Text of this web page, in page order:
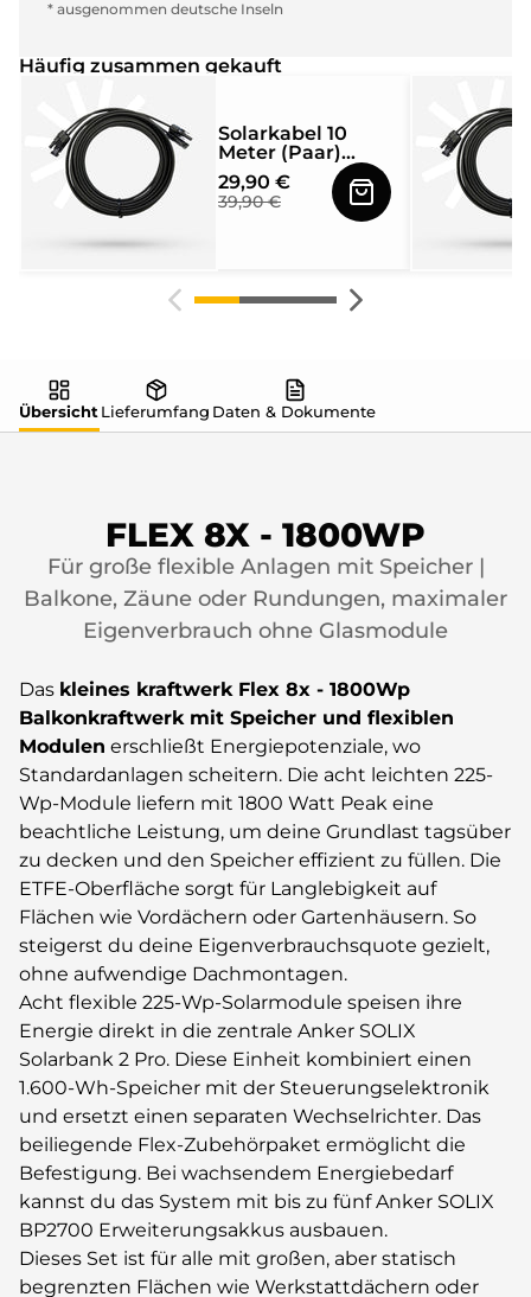
* ausgenommen deutsche Inseln
Häufig zusammen gekauft
Solarkabel 10
Meter (Paar)
4mm² mit MC4
Solarstecker
beidseitig
29,90 €
39,90 €
Übersicht Lieferumfang Daten & Dokumente
FLEX 8X - 1800WP
Für große flexible Anlagen mit Speicher |
Balkone, Zäune oder Rundungen, maximaler
Eigenverbrauch ohne Glasmodule
Das kleines kraftwerkFlex 8x - 1800Wp
Balkonkraftwerk mit Speicher und flexiblen
Modulen erschließt Energiepotenziale, wo
Standardanlagen scheitern. Die acht leichten 225-
Wp-Module liefern mit 1800 Watt Peak eine
beachtliche Leistung, um deine Grundlast tagsüber
zu decken und den Speicher effizient zu füllen. Die
ETFE-Oberfläche sorgt für Langlebigkeit auf
Flächen wie Vordächern oder Gartenhäusern. So
steigerst du deine Eigenverbrauchsquote gezielt,
ohne aufwendige Dachmontagen.
Acht flexible 225-Wp-Solarmodule speisen ihre
Energie direkt in die zentrale Anker SOLIX
Solarbank 2 Pro. Diese Einheit kombiniert einen
1.600-Wh-Speicher mit der Steuerungselektronik
und ersetzt einen separaten Wechselrichter. Das
beiliegende Flex-Zubehörpaket ermöglicht die
Befestigung. Bei wachsendem Energiebedarf
kannst du das System mit bis zu fünf Anker SOLIX
BP2700 Erweiterungsakkus ausbauen.
Dieses Set ist für alle mit großen, aber statisch
begrenzten Flächen wie Werkstattdächern oder